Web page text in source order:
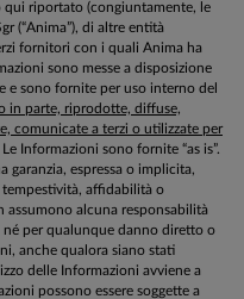
riportato (congiuntamente, le
(“Anima”), di altre entità
fornitori con i quali Anima ha
sono messe a disposizione
e sono fornite per uso interno del
in parte, riprodotte, diffuse,
comunicate a terzi o utilizzate per
Le Informazioni sono fornite “as is”.
espressa o implicita,
tempestività, affidabilità o
assumono alcuna responsabilità
né per qualunque danno diretto o
anche qualora siano stati
delle Informazioni avviene a
possono essere soggette a